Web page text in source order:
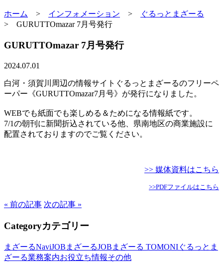
ホーム > インフォメーション >
ぐるっとまざーる
> GURUTTOmazar 7月号発行
GURUTTOmazar 7月号発行
2024.07.01
白河・須賀川周辺の情報サイトぐるっとまざーるのフリーペ
ーパー《GURUTTOmazar7月号》が発行になりました。
WEBでも紙面でも楽しめる＆ためになる情報紙です。
7/1の朝刊に新聞折込されている他、県南地区の商業施設に
配置されておりますのでご覧ください。
>> 媒体資料はこちら
>>PDFファイルはこちら
« 前の記事 次の記事 »
Categoryカテゴリー
まざーるNaviJOBまざーるJOBまざーる TOMONIぐるっとま
ざーる業務案内お役立ち情報その他